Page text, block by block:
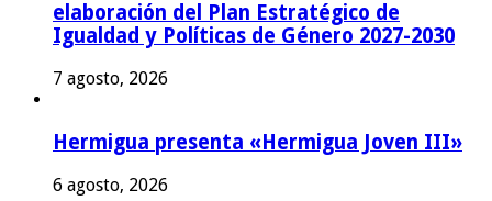
elaboración del Plan Estratégico de
Igualdad y Políticas de Género 2027-2030
7 agosto, 2026
Hermigua presenta «Hermigua Joven III»
6 agosto, 2026